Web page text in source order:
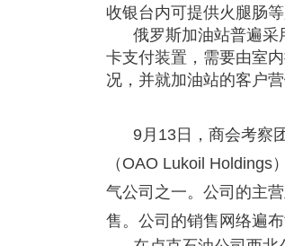
收银台内可提供火腿肠
俄罗斯加油站普遍采
卡支付装置，需要由室
况，并就加油站的客户
9月13日，商会考察
（OAO Lukoil
气公司之一。公司的主
售。公司的销售网络遍